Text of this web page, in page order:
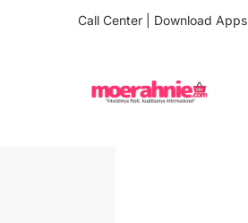
Call Center Download Apps